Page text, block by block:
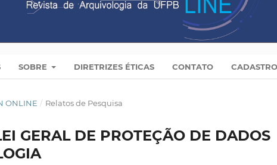
SOBRE DIRETRIZES ÉTICAS CONTATO
ONLINE / Relatos de Pesquisa
GERAL DE PROTEÇÃO DE DADOS